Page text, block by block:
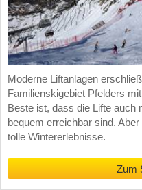
Moderne Liftanlagen
Familienskigebiet Pfelders
Beste ist, dass die Lifte auch
bequem erreichbar sind.
tolle Wintererlebnisse.
Zum